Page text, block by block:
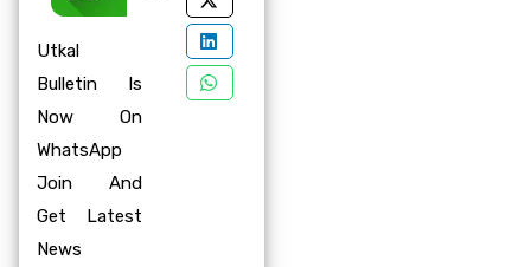
Utkal
Bulletin Is
Now On
WhatsApp
Join And
Get Latest
News